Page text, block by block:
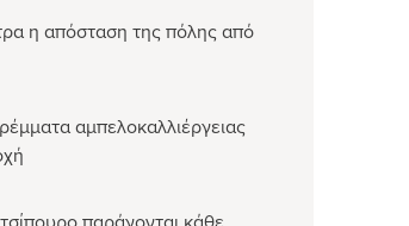
η απόσταση της πόλης από
αμπελοκαλλιέργειας